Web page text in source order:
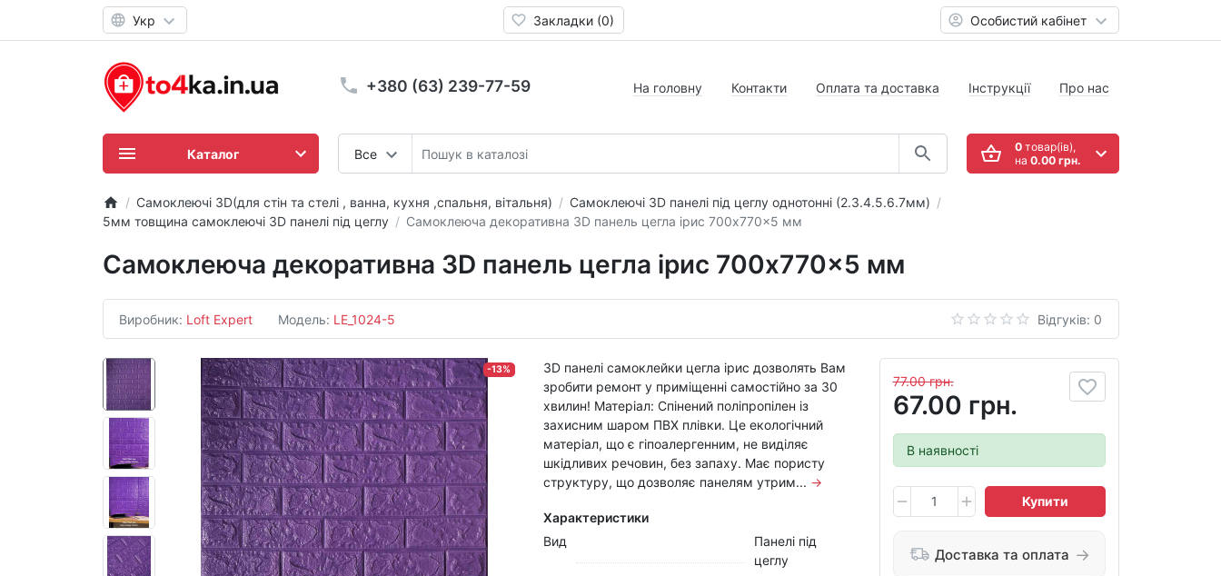
Укр Закладки (0) Особистий кабінет
+380 (63) 239-77-59
Все
На головну Контакти Оплата та доставка Інструкції Про нас
0товар(ів),
на 0.00 грн.
Каталог
Самоклеючі 3D(для стін та стелі , ванна, кухня ,спальня, вітальня)
Самоклеючі 3D панелі під цеглу однотонні (2.3.4.5.6.7мм)
5мм товщина самоклеючі 3D панелі під цеглу
Самоклеюча декоративна 3D панель цегла ірис 700x770x5 мм
Самоклеюча декоративна 3D панель цегла ірис 700x770x5 мм
Виробник: Loft Expert Модель: LE_1024-5 Відгуків: 0
-13%
77.00 грн.
67.00 грн.
В наявності
Купити
Доставка та оплата
3D панелі самоклейки цегла ірис дозволять Вам
зробити ремонт у приміщенні самостійно за 30
хвилин! Матеріал: Спінений поліпропілен із
захисним шаром ПВХ плівки. Це екологічний
матеріал, що є гіпоалергенним, не виділяє
шкідливих речовин, без запаху. Має пористу
структуру, що дозволяє панелям утрим... →
Характеристики
Вид
Панелі під
цеглу